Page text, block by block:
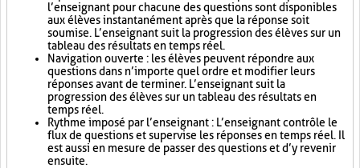
l’enseignant pour chacune des questions sont disponibles
aux élèves instantanément après que la réponse soit
soumise. L’enseignant suit la progression des élèves sur un
tableau des résultats en temps réel.
Navigation ouverte : les élèves peuvent répondre aux
questions dans n’importe quel ordre et modifier leurs
réponses avant de terminer. L’enseignant suit la
progression des élèves sur un tableau des résultats en
temps réel.
Rythme imposé par l’enseignant : L’enseignant contrôle le
flux de questions et supervise les réponses en temps réel. Il
est aussi en mesure de passer des questions et d’y revenir
ensuite.